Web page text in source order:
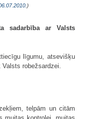
)
sadarbība ar Valsts
līgumu, atsevišķu
robežsardzei.
telpām un citām